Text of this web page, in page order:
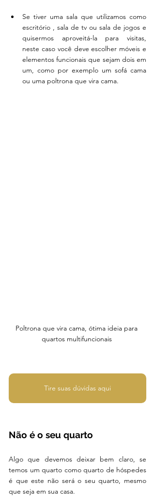
Se tiver uma sala que utilizamos como
escritório , sala de tv ou sala de jogos e
quisermos aproveitá-la para visitas,
neste caso você deve escolher móveis e
elementos funcionais que sejam dois em
um, como por exemplo um sofá cama
ou uma poltrona que vira cama.
Poltrona que vira cama, ótima ideia para
quartos multifuncionais
Tire suas dúvidas aqui
Não é o seu quarto
Algo que devemos deixar bem claro, se
temos um quarto como quarto de hóspedes
é que este não será o seu quarto, mesmo
que seja em sua casa.